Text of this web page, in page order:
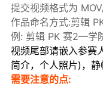
提交视频格式为
作品命名方式:剪辑
例: 剪辑 PK 赛2—学
视频尾部请嵌入参赛
简介，个人照片)，
需要注意的点: